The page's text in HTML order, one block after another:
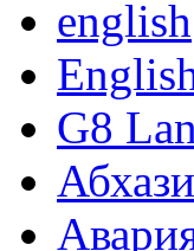
english
G8